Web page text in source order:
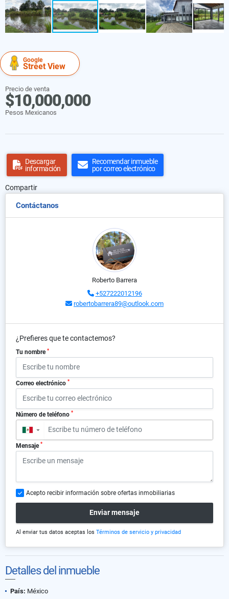
Google
Street View
Precio de venta
$10,000,000
Pesos Mexicanos
Descargar
información
Recomendar inmueble
por correo electrónico
Compartir
Contáctanos
Roberto Barrera
+527222012196
robertobarrera89@outlook.com
¿Prefieres que te contactemos?
Tu nombre *
Correo electrónico *
Número de teléfono *
▼
Mensaje *
Acepto recibir información sobre ofertas inmobiliarias
Enviar mensaje
Al enviar tus datos aceptas los Términos de servicio y privacidad
Detalles del inmueble
País: México